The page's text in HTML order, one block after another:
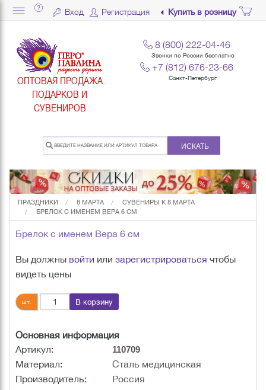
Вход Регистрация Купить в розницу
ОПТОВАЯ ПРОДАЖА
ПОДАРКОВ И
СУВЕНИРОВ
8 (800) 222-04-46
Звонки по России бесплатно
+7 (812) 676-23-66
Санкт-Петербург
ИСКАТЬ
ПРАЗДНИКИ 8 МАРТА
СУВЕНИРЫ К 8 МАРТА
БРЕЛОК С ИМЕНЕМ ВЕРА 6 СМ
Брелок с именем Вера 6 см
Вы должны войти или зарегистрироваться чтобы
видеть цены
шт. В корзину
Основная информация
Артикул:
110709
Материал:
Сталь медицинская
Производитель:
Россия